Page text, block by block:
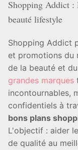
Shopping Addict :
beauté lifestyle
Shopping Addict
et promotions du
de la beauté et
grandes marques
incontournables,
confidentiels à
bons plans
L'objectif : aider
de qualité au